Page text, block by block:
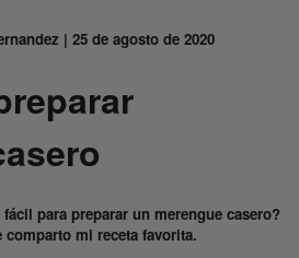
| 25 de agosto de 2020
para preparar un merengue casero?
comparto mi receta favorita.